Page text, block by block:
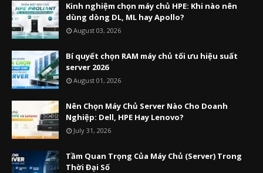
Kinh nghiệm chọn máy chủ HPE: Khi nào nên
dùng dòng DL, ML hay Apollo?
August 03, 2026
Bí quyết chọn RAM máy chủ tối ưu hiệu suất
server 2026
August 01, 2026
Nên Chọn Máy Chủ Server Nào Cho Doanh
Nghiệp: Dell, HPE Hay Lenovo?
July 31, 2026
Tầm Quan Trọng Của Máy Chủ (Server) Trong
Thời Đại Số